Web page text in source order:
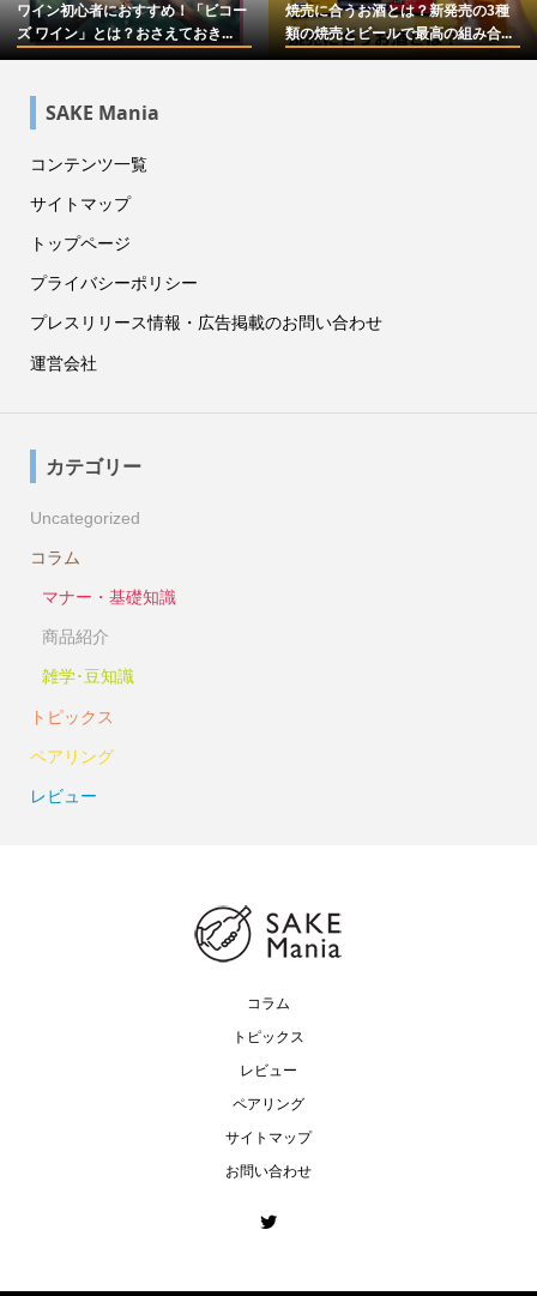
ワイン初心者におすすめ！「ビコー
ズ ワイン」とは？おさえておき...
焼売に合うお酒とは？新発売の3種
類の焼売とビールで最高の組み合...
SAKE Mania
コンテンツ一覧
サイトマップ
トップページ
プライバシーポリシー
プレスリリース情報・広告掲載のお問い合わせ
運営会社
カテゴリー
Uncategorized
コラム
マナー・基礎知識
商品紹介
雑学･豆知識
トピックス
ペアリング
レビュー
コラム
トピックス
レビュー
ペアリング
サイトマップ
お問い合わせ